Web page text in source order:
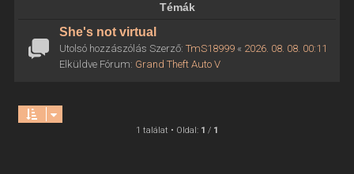
Témák
She's not virtual
Utolsó hozzászólás Szerző: TmS18999« 2026. 08. 08. 00:11
Elküldve Fórum: Grand Theft Auto V
1 találat • Oldal: 1 / 1